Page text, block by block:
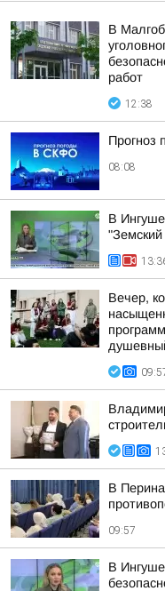
В
работ
12:38
Прогноз
08:08
В
"Земский
Вечер,
В
09:57
В